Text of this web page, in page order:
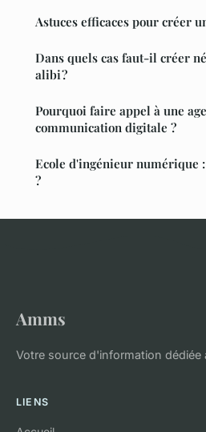
Astuces efficaces pour créer
Dans quels cas faut-il créer
alibi ?
Pourquoi faire appel à une
communication digitale ?
Ecole d'ingénieur numérique
?
Amms
Votre source d'information
LIENS